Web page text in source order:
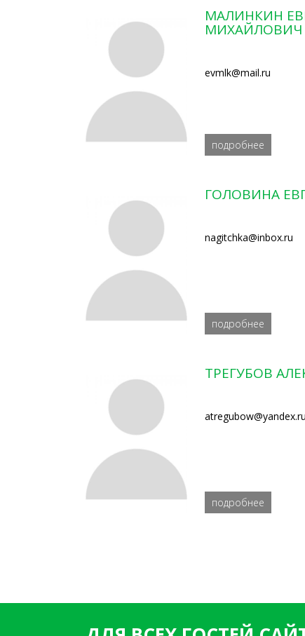
МАЛИНКИН
МИХАЙЛОВИЧ
evmlk@mail.ru
подробнее
ГОЛОВИНА
nagitchka@inbox.ru
подробнее
ТРЕГУБОВ
atregubow@yandex.ru
подробнее